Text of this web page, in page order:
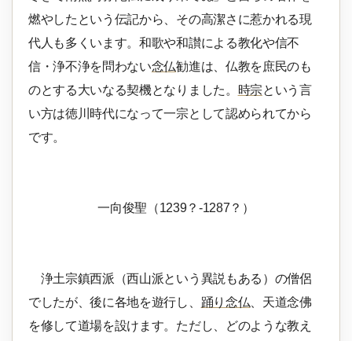
燃やしたという伝記から、その高潔さに惹かれる現
代人も多くいます。和歌や和讃による教化や信不
信・浄不浄を問わない念仏勧進は、仏教を庶民のも
のとする大いなる契機となりました。 時宗という言
い方は徳川時代になって一宗として認められてから
です。
一向俊聖（1239？-1287？）
浄土宗鎮西派（西山派という異説もある）の僧侶
でしたが、後に各地を遊行し、 踊り念仏 、天道念佛
を修して道場を設けます。ただし、どのような教え